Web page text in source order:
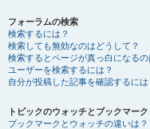
フォーラムの検索
検索するには？
検索しても無効なのはどうして？
検索するとページが真っ白になるの
ユーザーを検索するには？
自分が投稿した記事を確認するには
トピックのウォッチとブックマーク
ブックマークとウォッチの違いは？